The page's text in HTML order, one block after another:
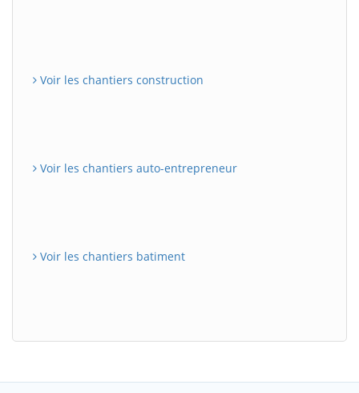
Voir les chantiers construction
Voir les chantiers auto-entrepreneur
Voir les chantiers batiment